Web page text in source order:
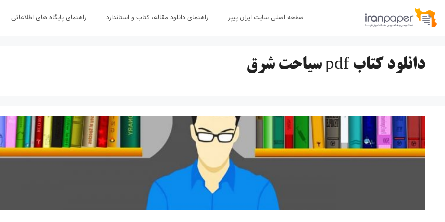
پرش
صفحه اصلی سایت ایران پیپر راهنمای دانلود مقاله، کتاب و استاندارد راهنمای پایگاه های اطلاعاتی
دانلود کتاب pdf سیاحت شرق